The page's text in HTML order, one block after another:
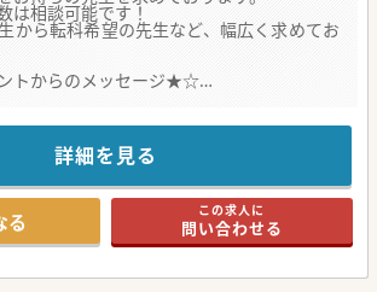
相談可能です！
から転科希望の先生など、幅広く求めてお
トからのメッセージ★☆
している先生の募集は、その時の状況によ
せください。
先生は、いつでも受け入れのご相談が可能
症例が対応可能な精神科病院です。
詳細を見る
る この求人に
問い合わせる